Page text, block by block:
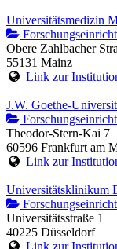
Universitätsmedizin
Obere Zahlbacher
55131 Mainz
Link zur
J.W. Goethe-
Theodor-Stern-Kai 7
60596 Frankfurt am
Link zur
Universitätsklinikum
Universitätsstraße 1
40225 Düsseldorf